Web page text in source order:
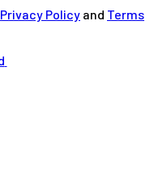
Privacy Policy and Terms